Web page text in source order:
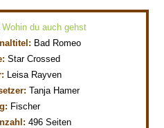
Wohin du auch gehst
Bad Romeo
Star Crossed
Leisa Rayven
Tanja Hamer
Fischer
496 Seiten